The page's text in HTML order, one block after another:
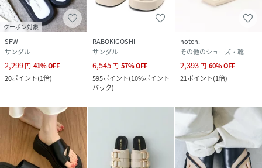
クーポン対象
SFW
サンダル
2,299円 41%OFF
20ポイント(1倍)
RABOKIGOSHI
サンダル
6,545円 57%OFF
595ポイント(10%ポイント
バック)
notch.
その他のシューズ・靴
2,393円 60%OFF
21ポイント(1倍)